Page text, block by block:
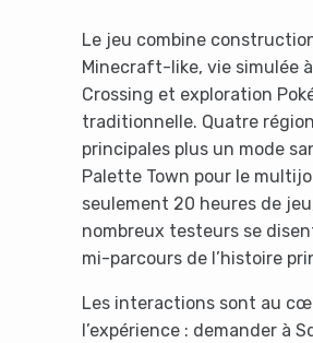
Le jeu combine
Minecraft-like, vie simulée à
Crossing et exploration
traditionnelle. Quatre
principales plus un mode
Palette Town pour le
seulement 20 heures de
nombreux testeurs se
mi-parcours de l’histoire
Les interactions sont au
l’expérience : demander à